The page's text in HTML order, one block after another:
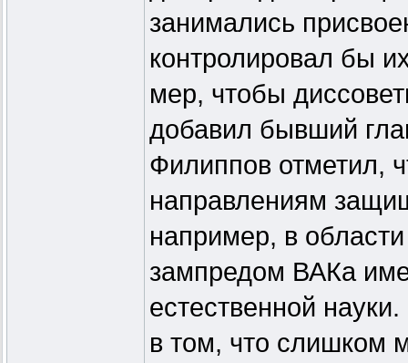
занимались
контролировал бы
мер, чтобы
добавил бывший
Филиппов отметил,
направлениям
например, в
зампредом ВАКа
естественной
в том, что слишком